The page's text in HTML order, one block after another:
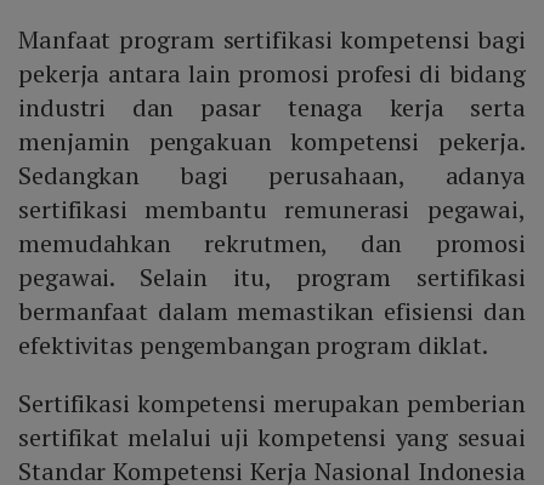
Manfaat program sertifikasi kompetensi bagi
pekerja antara lain promosi profesi di bidang
industri dan pasar tenaga kerja serta
menjamin pengakuan kompetensi pekerja.
Sedangkan bagi perusahaan, adanya
sertifikasi membantu remunerasi pegawai,
memudahkan rekrutmen, dan promosi
pegawai. Selain itu, program sertifikasi
bermanfaat dalam memastikan efisiensi dan
efektivitas pengembangan program diklat.
Sertifikasi kompetensi merupakan pemberian
sertifikat melalui uji kompetensi yang sesuai
Standar Kompetensi Kerja Nasional Indonesia